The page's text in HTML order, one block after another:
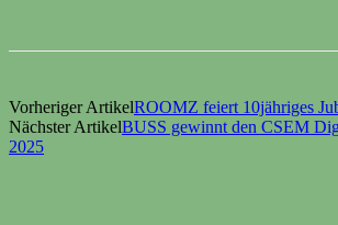
Vorheriger ArtikelROOMZ feiert 10jähriges
Nächster ArtikelBUSS gewinnt den CSEM
2025